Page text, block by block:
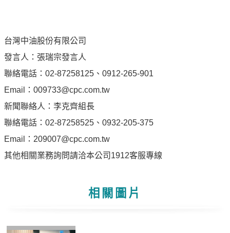
意
信
箱
常
見
問
台灣中油股份有限公司
發言人：張瑞宗發言人
聯絡電話：02-87258125、0912-265-901
Email：009733@cpc.com.tw
新聞聯絡人：李克齊組長
聯絡電話：02-87258525、0932-205-375
Email：209007@cpc.com.tw
其他相關業務詢問請洽本公司1912客服專線
相關圖片